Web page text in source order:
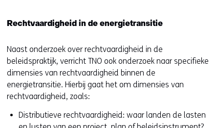
Rechtvaardigheid in de energietransitie
Naast onderzoek over rechtvaardigheid in de
beleidspraktijk, verricht TNO ook onderzoek naar specifieke
dimensies van rechtvaardigheid binnen de
energietransitie. Hierbij gaat het om dimensies van
rechtvaardigheid, zoals:
Distributieve rechtvaardigheid: waar landen de lasten